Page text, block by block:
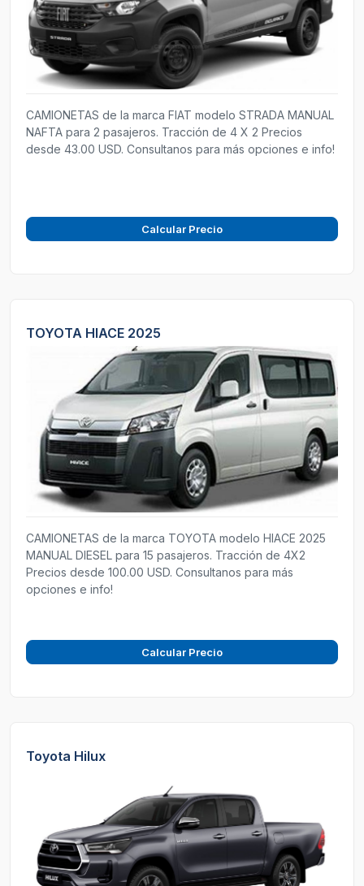
CAMIONETAS de la marca FIAT modelo STRADA MANUAL
NAFTA para 2 pasajeros. Tracción de 4 X 2 Precios
desde 43.00 USD. Consultanos para más opciones e info!
Calcular Precio
TOYOTA HIACE 2025
CAMIONETAS de la marca TOYOTA modelo HIACE 2025
MANUAL DIESEL para 15 pasajeros. Tracción de 4X2
Precios desde 100.00 USD. Consultanos para más
opciones e info!
Calcular Precio
Toyota Hilux